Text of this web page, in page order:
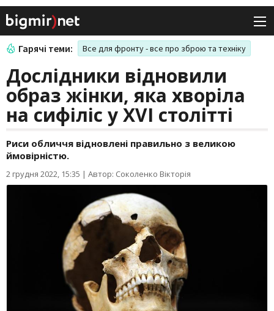
Гарячі теми: Все для фронту - все про зброю та техніку
Дослідники відновили
образ жінки, яка хворіла
на сифіліс у XVI столітті
Риси обличчя відновлені правильно з великою
ймовірністю.
2 грудня 2022, 15:35 | Автор: Соколенко Вікторія